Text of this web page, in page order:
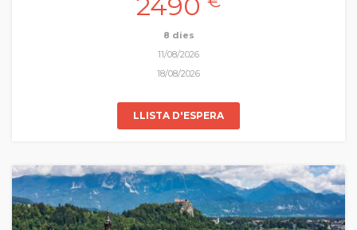
oblidat dels pubs perduts en poblets costaners on les cerveses són les
reines indiscutibles mentre s'arregla el món. Tindrem també un tast
de records.
8 dies
11/08/2026
18/08/2026
LLISTA D'ESPERA